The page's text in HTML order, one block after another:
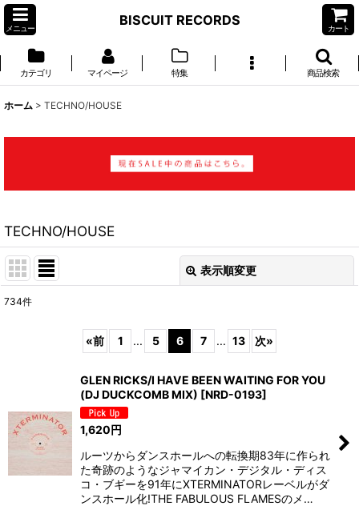
メニュー
BISCUIT RECORDS
カート
カテゴリ マイページ 特集 商品検索
ホーム > TECHNO/HOUSE
TECHNO/HOUSE
表示順変更
734件
«前 1 ... 5 6 7 ... 13 次»
GLEN RICKS/I HAVE BEEN WAITING FOR YOU
(DJ DUCKCOMB MIX) [NRD-0193]
1,620円
ルーツからダンスホールへの転換期83年に作られ
た奇跡のようなジャマイカン・デジタル・ディス
コ・ブギーを91年にXTERMINATORレーベルがダ
ンスホール化!THE FABULOUS FLAMESのメ…